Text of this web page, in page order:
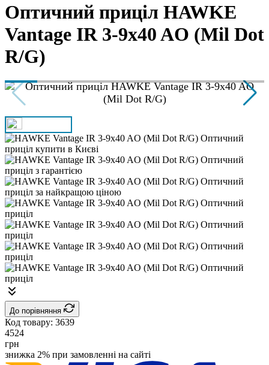
Оптичний приціл HAWKE
Vantage IR 3-9x40 AO (Mil Dot
R/G)
До порівняння
Код товару: 3639
4524
грн
знижка 2% при замовленні на сайті